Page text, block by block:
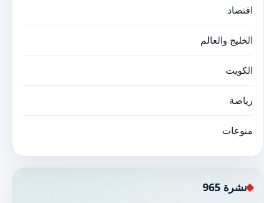
اقتصاد
الخليج والعالم
الكويت
رياضة
منوعات
نشرة 965